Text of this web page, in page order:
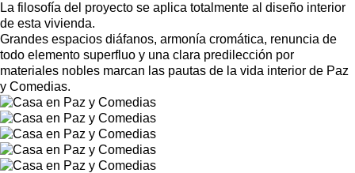
La filosofía del proyecto se aplica totalmente al diseño interior
de esta vivienda.
Grandes espacios diáfanos, armonía cromática, renuncia de
todo elemento superfluo y una clara predilección por
materiales nobles marcan las pautas de la vida interior de Paz
y Comedias.